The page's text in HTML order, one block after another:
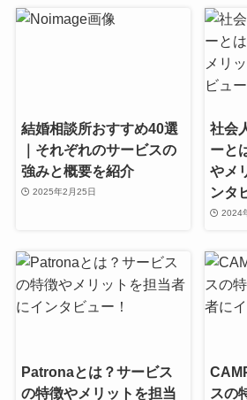
結婚相談所おすすめ40選
｜それぞれのサービスの
強みと概要を紹介
2025年2月25日
社会
ーと
やメ
ンタ
2024
Patronaとは？サービス
の特徴やメリットを担当
スの